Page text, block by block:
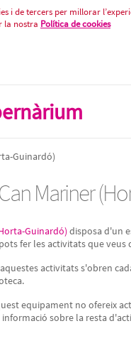
i de tercers per millorar
la nostra Política de cookies
Guinardó)
Mariner
Guinardó) disposa d'un
fer les activitats que
activitats s'obren
equipament no ofereix
informació sobre la resta